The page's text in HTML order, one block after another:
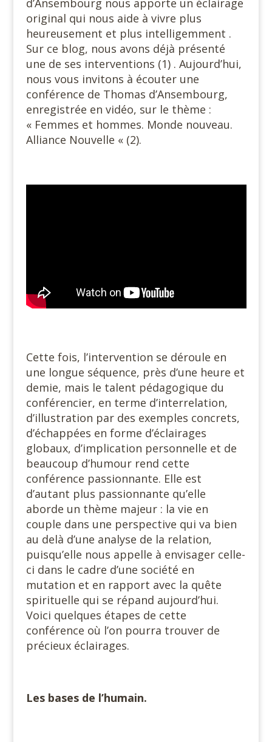
d’Ansembourg nous apporte un éclairage
original qui nous aide à vivre plus
heureusement et plus intelligemment .
Sur ce blog, nous avons déjà présenté
une de ses interventions (1) . Aujourd’hui,
nous vous invitons à écouter une
conférence de Thomas d’Ansembourg,
enregistrée en vidéo, sur le thème :
« Femmes et hommes. Monde nouveau.
Alliance Nouvelle « (2).
Cette fois, l’intervention se déroule en
une longue séquence, près d’une heure et
demie, mais le talent pédagogique du
conférencier, en terme d’interrelation,
d’illustration par des exemples concrets,
d’échappées en forme d’éclairages
globaux, d’implication personnelle et de
beaucoup d’humour rend cette
conférence passionnante. Elle est
d’autant plus passionnante qu’elle
aborde un thème majeur : la vie en
couple dans une perspective qui va bien
au delà d’une analyse de la relation,
puisqu’elle nous appelle à envisager celle-
ci dans le cadre d’une société en
mutation et en rapport avec la quête
spirituelle qui se répand aujourd’hui.
Voici quelques étapes de cette
conférence où l’on pourra trouver de
précieux éclairages.
Les bases de l’humain.